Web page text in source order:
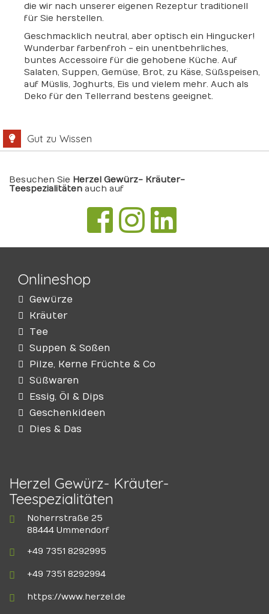
die wir nach unserer eigenen Rezeptur traditionell
für Sie herstellen.
Geschmacklich neutral, aber optisch ein Hingucker!
Wunderbar farbenfroh - ein unentbehrliches,
buntes Accessoire für die gehobene Küche. Auf
Salaten, Suppen, Gemüse, Brot, zu Käse, Süßspeisen,
auf Müslis, Joghurts, Eis und vielem mehr. Auch als
Deko für den Tellerrand bestens geeignet.
Gut zu Wissen
Besuchen Sie Herzel Gewürz- Kräuter-
Teespezialitäten auch auf
Onlineshop
Gewürze
Kräuter
Tee
Suppen & Soßen
Pilze, Kerne Früchte & Co
Süßwaren
Essig, Öl & Dips
Geschenkideen
Dies & Das
Herzel Gewürz- Kräuter-
Teespezialitäten
Noherrstraße 25
88444 Ummendorf
+49 7351 8292995
+49 7351 8292994
https://www.herzel.de